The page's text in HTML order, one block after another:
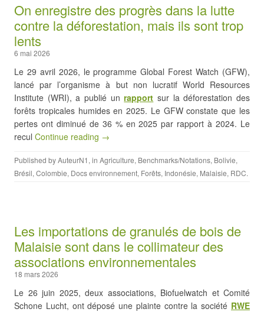
On enregistre des progrès dans la lutte
contre la déforestation, mais ils sont trop
lents
6 mai 2026
Le 29 avril 2026, le programme Global Forest Watch (GFW),
lancé par l’organisme à but non lucratif World Resources
Institute (WRI), a publié unrapport sur la déforestation des
forêts tropicales humides en 2025. Le GFW constate que les
pertes ont diminué de 36 % en 2025 par rapport à 2024. Le
recul Continue reading →
Published byAuteurN1 , in Agriculture, Benchmarks/Notations, Bolivie,
Brésil, Colombie, Docs environnement, Forêts, Indonésie, Malaisie, RDC.
Les importations de granulés de bois de
Malaisie sont dans le collimateur des
associations environnementales
18 mars 2026
Le 26 juin 2025, deux associations, Biofuelwatch et Comité
Schone Lucht, ont déposé une plainte contre la société RWE